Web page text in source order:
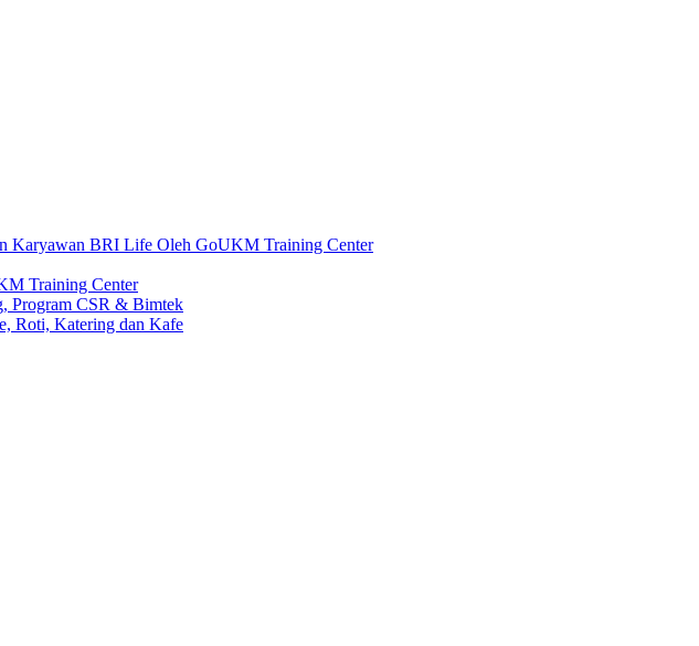
Karyawan BRI Life Oleh GoUKM Training Center
Training Center
Program CSR & Bimtek
Roti, Katering dan Kafe